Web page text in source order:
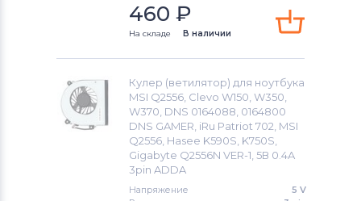
Вентиляторы (кулеры)
Аккумуляторы для радиостанций
Вентиляторы (кулеры)Vizio
Вентиляторы (кулеры)Thunderobot
Вентиляторы (кулеры)
W150HN
W150HNM
W150HNQ
460 ₽
На складе В наличии
Кулер (ветилятор) для ноутбука
MSI Q2556, Clevo W150, W350,
W370, DNS 0164088, 0164800
DNS GAMER, iRu Patriot 702, MSI
Q2556, Hasee K590S, K750S,
Gigabyte Q2556N VER-1, 5В 0.4A
3pin ADDA
Напряжение
5 V